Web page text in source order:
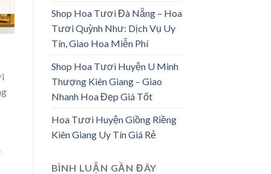
Shop Hoa Tươi Đà Nẵng – Hoa
Tươi Quỳnh Như: Dịch Vụ Uy
Tín, Giao Hoa Miễn Phí
Shop Hoa Tươi Huyện U Minh
Thượng Kiên Giang – Giao
Nhanh Hoa Đẹp Giá Tốt
Hoa Tươi Huyện Giồng Riềng
Kiên Giang Uy Tín Giá Rẻ
BÌNH LUẬN GẦN ĐÂY